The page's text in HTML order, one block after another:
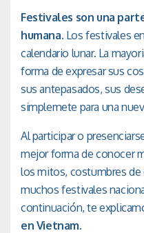
Festivales son una
humana. Los festivales
calendario lunar. La
forma de expresar sus
sus antepasados, sus
simplemete para una
Al participar o
mejor forma de conocer
los mitos, costumbres
muchos festivales
continuación, te
en Vietnam.